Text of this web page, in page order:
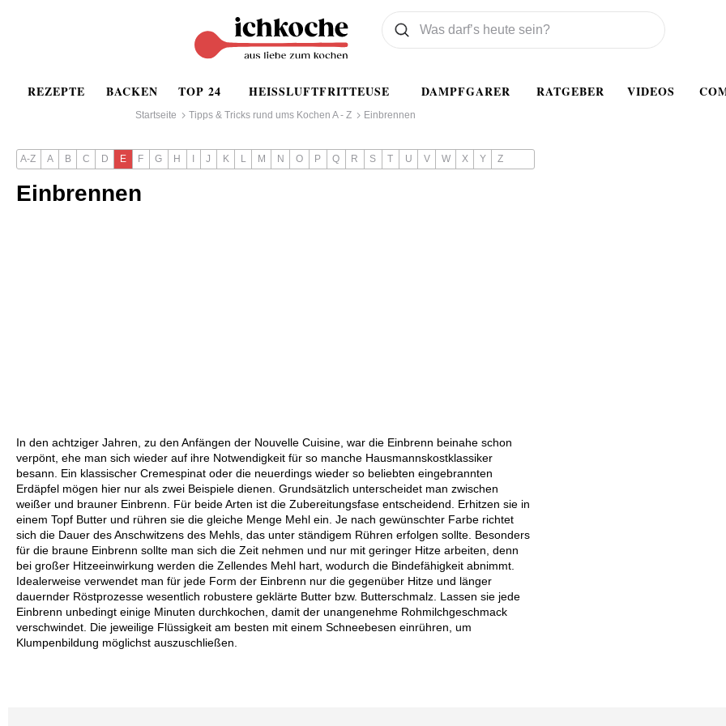
REZEPTE BACKEN TOP 24 HEISSLUFTFRITTEUSE DAMPFGARER RATGEBER VIDEOS
Was wollen Sie suchen
Suchen
Startseite Tipps & Tricks rund ums Kochen A - Z Einbrennen
A-Z A B C D E F G H J K L M N O P Q R S T U V W X Y Z
Einbrennen
In den achtziger Jahren, zu den Anfängen der Nouvelle Cuisine, war die Einbrenn beinahe schon
verpönt, ehe man sich wieder auf ihre Notwendigkeit für so manche Hausmannskostklassiker
besann. Ein klassischer Cremespinat oder die neuerdings wieder so beliebten eingebrannten
Erdäpfel mögen hier nur als zwei Beispiele dienen. Grundsätzlich unterscheidet man zwischen
weißer und brauner Einbrenn. Für beide Arten ist die Zubereitungsfase entscheidend. Erhitzen sie in
einem Topf Butter und rühren sie die gleiche Menge Mehl ein. Je nach gewünschter Farbe richtet
sich die Dauer des Anschwitzens des Mehls, das unter ständigem Rühren erfolgen sollte. Besonders
für die braune Einbrenn sollte man sich die Zeit nehmen und nur mit geringer Hitze arbeiten, denn
bei großer Hitzeeinwirkung werden die Zellendes Mehl hart, wodurch die Bindefähigkeit abnimmt.
Idealerweise verwendet man für jede Form der Einbrenn nur die gegenüber Hitze und länger
dauernder Röstprozesse wesentlich robustere geklärte Butter bzw. Butterschmalz. Lassen sie jede
Einbrenn unbedingt einige Minuten durchkochen, damit der unangenehme Rohmilchgeschmack
verschwindet. Die jeweilige Flüssigkeit am besten mit einem Schneebesen einrühren, um
Klumpenbildung möglichst auszuschließen.